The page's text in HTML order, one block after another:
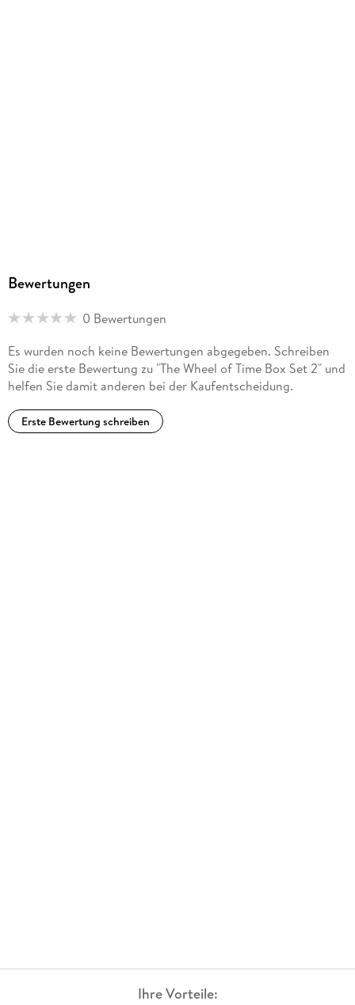
Bewertungen
0 Bewertungen
Es wurden noch keine Bewertungen abgegeben. Schreiben
Sie die erste Bewertung zu "The Wheel of Time Box Set 2" und
helfen Sie damit anderen bei der Kaufentscheidung.
Erste Bewertung schreiben
Ihre Vorteile: